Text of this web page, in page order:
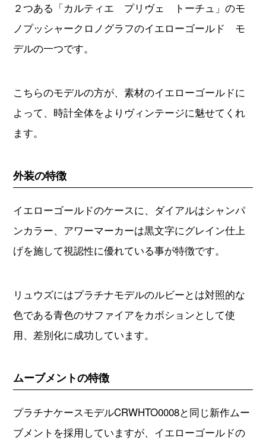
２つある「カルティエ プリヴェ トーチュ」のモ
ノプッシャークロノグラフのイエローゴールド モ
デルの一つです。
こちらのモデルの方が、素材のイエローゴールドに
よって、時計全体をよりヴィンテージに魅せてくれ
ます。
外装の特徴
イエローゴールドのケースに、ダイアルはシャンパ
ンカラー、アワーマーカーは黒文字にグレイン仕上
げを施して視認性に優れている事が特徴です。
リュウズにはプラチナモデルのルビーとは対照的な
色である青色のサファイアをカボションとして使
用、差別化に成功しています。
ムーブメントの特徴
プラチナケースモデルCRWHTO0008と同じ新作ムー
ブメントを採用していますが、イエローゴールドの